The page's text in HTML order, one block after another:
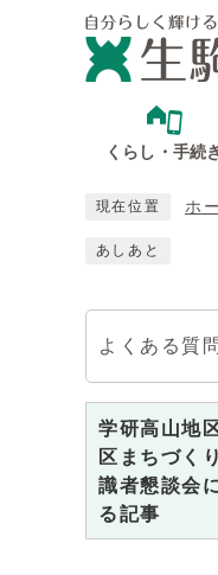
くらし・手続
現在位置 ホ
あしあと
よくある質問
学研高山地
区まちづく
識者懇談会
る記事